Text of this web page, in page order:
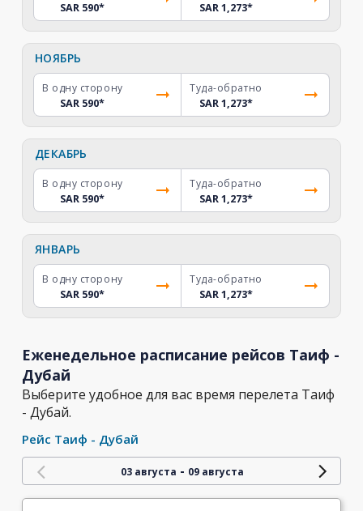
SAR 590*
SAR 1,273*
НОЯБРЬ
В одну сторону
SAR 590*
Туда-обратно
SAR 1,273*
ДЕКАБРЬ
В одну сторону
SAR 590*
Туда-обратно
SAR 1,273*
ЯНВАРЬ
В одну сторону
SAR 590*
Туда-обратно
SAR 1,273*
Еженедельное расписание рейсов Таиф -
Дубай
Выберите удобное для вас время перелета Таиф
- Дубай.
Рейс Таиф - Дубай
03 августа - 09 августа